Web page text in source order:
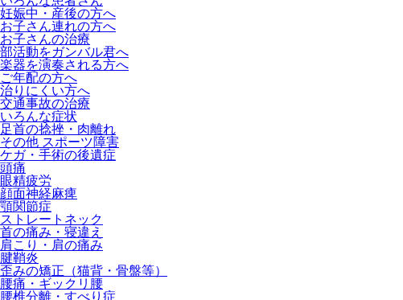
妊娠中・産後の方へ
お子さん連れの方へ
お子さんの治療
部活動をガンバル君へ
楽器を演奏される方へ
ご年配の方へ
治りにくい方へ
交通事故の治療
いろんな症状
足首の捻挫・肉離れ
その他 スポーツ障害
ケガ・手術の後遺症
頭痛
眼精疲労
顔面神経麻痺
顎関節症
ストレートネック
首の痛み・寝違え
肩こり・肩の痛み
腱鞘炎
歪みの矯正（猫背・骨盤等）
腰痛・ギックリ腰
腰椎分離・すべり症